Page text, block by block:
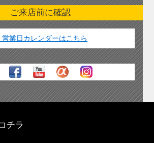
ご来店前に確認
営業日カレンダーはこちら
チラ